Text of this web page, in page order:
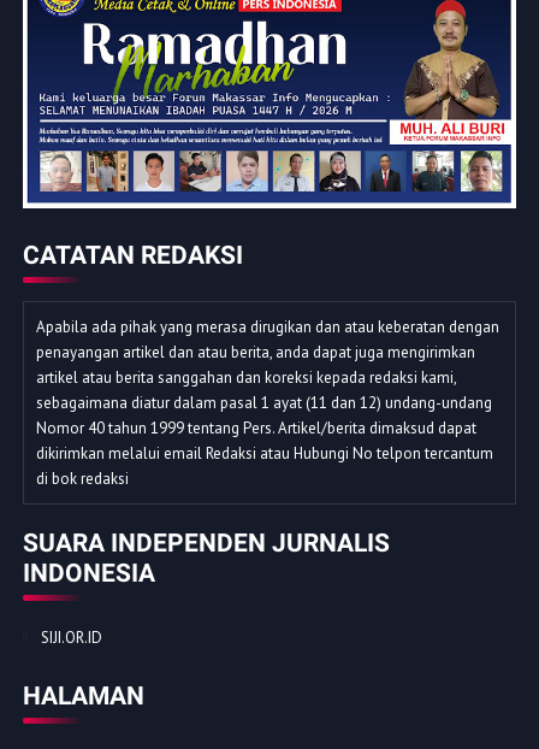
CATATAN REDAKSI
Apabila ada pihak yang merasa dirugikan dan atau keberatan dengan
penayangan artikel dan atau berita, anda dapat juga mengirimkan
artikel atau berita sanggahan dan koreksi kepada redaksi kami,
sebagaimana diatur dalam pasal 1 ayat (11 dan 12) undang-undang
Nomor 40 tahun 1999 tentang Pers. Artikel/berita dimaksud dapat
dikirimkan melalui email Redaksi atau Hubungi No telpon tercantum
di bok redaksi
SUARA INDEPENDEN JURNALIS
INDONESIA
SIJI.OR.ID
HALAMAN